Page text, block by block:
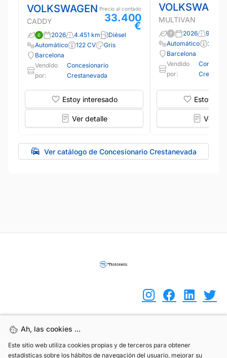
VOLKSWAGEN
CADDY
Precio al contado
33.400
€
2026 4.451 km
Diésel
Automático
122 CV
Gris
Barcelona
Vendido
por:
Concesionario
Crestanevada
Estoy interesado
Ver detalle
MULTIVAN
2026
9.646
Automático
245
Barcelona
Vendido
por:
Estoy
Ver
Ver catálogo de Concesionario Crestanevada
Ah, las cookies ...
Este sitio web utiliza cookies propias y de terceros para obtener
estadísticas sobre los hábitos de navegación del usuario, mejorar su
Ah, las cookies ...
Este sitio web utiliza cookies propias y de terceros para obtener
estadísticas sobre los hábitos de navegación del usuario, mejorar su
info@motoreto.com